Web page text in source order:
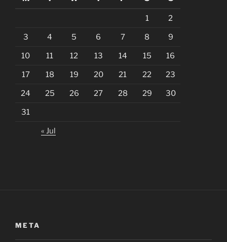
1 2
3 4 5 6 7 8 9
10 11 12 13 14 15 16
17 18 19 20 21 22 23
24 25 26 27 28 29 30
31
« Jul
META